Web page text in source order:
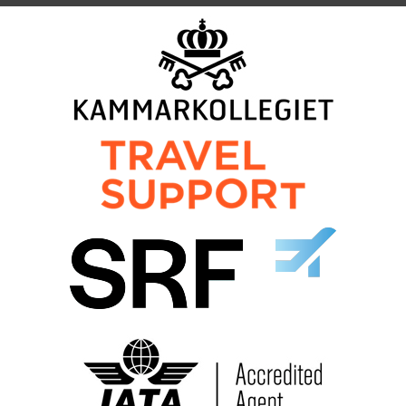
Jag samtycker till dataskyddspolicyn.
Läs vår dataskyddspolicy här »
*
info@norrteljeresebyra.se